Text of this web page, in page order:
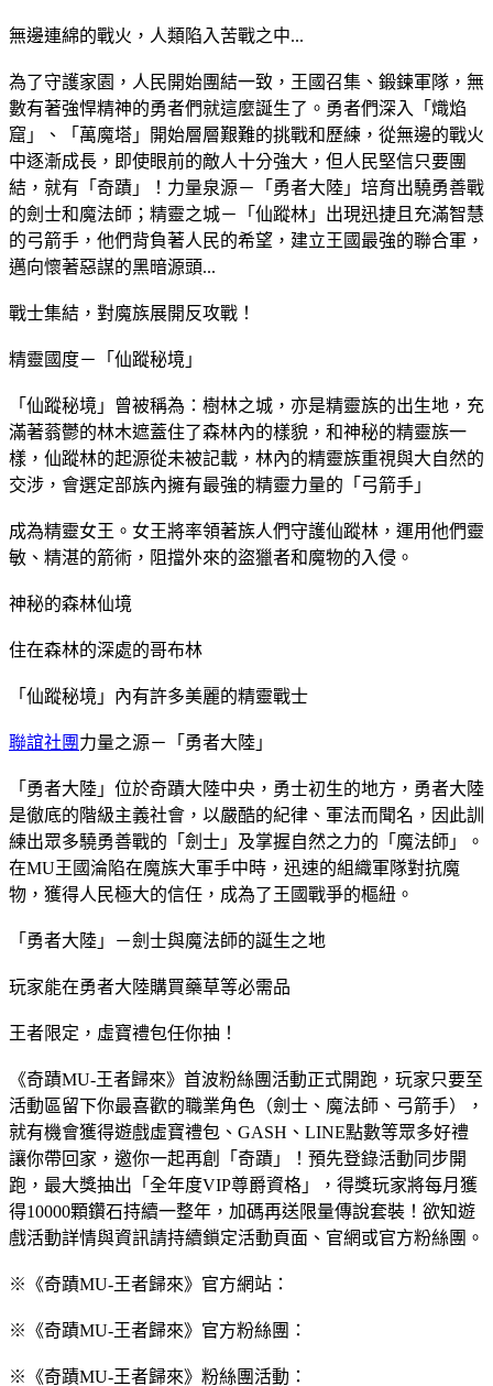
無邊連綿的戰火，人類陷入苦戰之中...
為了守護家園，人民開始團結一致，王國召集、鍛鍊軍隊，無
數有著強悍精神的勇者們就這麼誕生了。勇者們深入「熾焰
窟」、「萬魔塔」開始層層艱難的挑戰和歷練，從無邊的戰火
中逐漸成長，即使眼前的敵人十分強大，但人民堅信只要團
結，就有「奇蹟」！力量泉源－「勇者大陸」培育出驍勇善戰
的劍士和魔法師；精靈之城－「仙蹤林」出現迅捷且充滿智慧
的弓箭手，他們背負著人民的希望，建立王國最強的聯合軍，
邁向懷著惡謀的黑暗源頭...
戰士集結，對魔族展開反攻戰！
精靈國度－「仙蹤秘境」
「仙蹤秘境」曾被稱為：樹林之城，亦是精靈族的出生地，充
滿著蓊鬱的林木遮蓋住了森林內的樣貌，和神秘的精靈族一
樣，仙蹤林的起源從未被記載，林內的精靈族重視與大自然的
交涉，會選定部族內擁有最強的精靈力量的「弓箭手」
成為精靈女王。女王將率領著族人們守護仙蹤林，運用他們靈
敏、精湛的箭術，阻擋外來的盜獵者和魔物的入侵。
神秘的森林仙境
住在森林的深處的哥布林
「仙蹤秘境」內有許多美麗的精靈戰士
聯誼社團 力量之源－「勇者大陸」
「勇者大陸」位於奇蹟大陸中央，勇士初生的地方，勇者大陸
是徹底的階級主義社會，以嚴酷的紀律、軍法而聞名，因此訓
練出眾多驍勇善戰的「劍士」及掌握自然之力的「魔法師」。
在MU王國淪陷在魔族大軍手中時，迅速的組織軍隊對抗魔
物，獲得人民極大的信任，成為了王國戰爭的樞紐。
「勇者大陸」－劍士與魔法師的誕生之地
玩家能在勇者大陸購買藥草等必需品
王者限定，虛寶禮包任你抽！
《奇蹟MU-王者歸來》首波粉絲團活動正式開跑，玩家只要至
活動區留下你最喜歡的職業角色（劍士、魔法師、弓箭手），
就有機會獲得遊戲虛寶禮包、GASH、LINE點數等眾多好禮
讓你帶回家，邀你一起再創「奇蹟」！預先登錄活動同步開
跑，最大獎抽出「全年度VIP尊爵資格」，得獎玩家將每月獲
得10000顆鑽石持續一整年，加碼再送限量傳說套裝！欲知遊
戲活動詳情與資訊請持續鎖定活動頁面、官網或官方粉絲團。
※《奇蹟MU-王者歸來》官方網站：
※《奇蹟MU-王者歸來》官方粉絲團：
※《奇蹟MU-王者歸來》粉絲團活動：